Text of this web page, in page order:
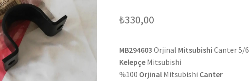
₺330,00
MB294603 Orjinal Mitsubishi Canter 5/6
Kelepçe Mitsubishi
%100 Orjinal Mitsubishi Canter